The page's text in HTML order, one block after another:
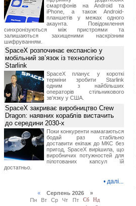
смартфонів на Android та
iPhone, а також Android-
планшетів у межах одного
акаунта. Повідомлення
синхронізуються між пристроями та
залишаються захищеними наскрізним
шифруванням.
SpaceX розпочинає експансію у
мобільний зв’язок із технологією
Starlink
SpaceX планує у короткі
терміни зробити Starlink
одним з найбільших
операторів стільникового
зв'язку у США.
SpaceX закриває виробництво Crew
Dragon: наявних кораблів вистачить
до середини 2030-х
Поки конкуренти намагаються
бодай раз стабільно
доставити екіпаж до МКС без
пригод, SpaceX вирішила, що
виробничих потужностей для
пілотованих капсул їй
достатньо.
• далі...
«Серпень 2026 »
Пн
Вт Ср Чт Пт Сб
Нд